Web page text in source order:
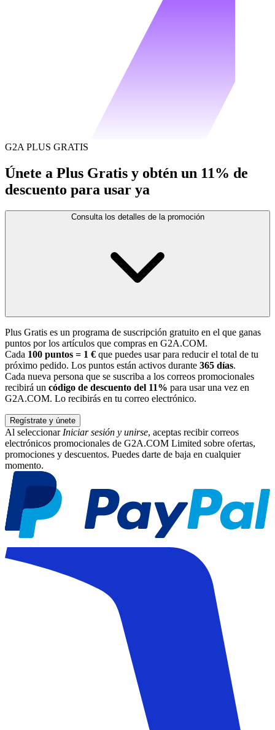
G2A PLUS GRATIS
Únete a Plus Gratis y obtén un 11% de
descuento para usar ya
Consulta los detalles de la promoción
Plus Gratis es un programa de suscripción gratuito en el que ganas
puntos por los artículos que compras en G2A.COM.
Cada 100 puntos = 1 € que puedes usar para reducir el total de tu
próximo pedido. Los puntos están activos durante 365 días.
Cada nueva persona que se suscriba a los correos promocionales
recibirá un código de descuento del 11% para usar una vez en
G2A.COM. Lo recibirás en tu correo electrónico.
Regístrate y únete
Al seleccionar Iniciar sesión y unirse, aceptas recibir correos
electrónicos promocionales de G2A.COM Limited sobre ofertas,
promociones y descuentos. Puedes darte de baja en cualquier
momento.